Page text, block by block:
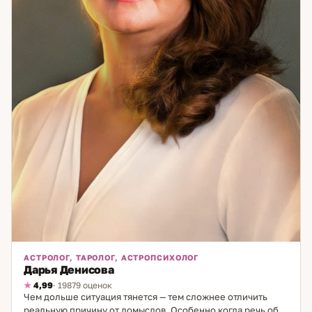
АСТРОЛОГ, ТАРОЛОГ, АСТРОПСИХОЛОГ
Дарья Денисова
4,99· 19879 оценок
Чем дольше ситуация тянется — тем сложнее отличить
реальную причину от домыслов. Особенно когда речь об